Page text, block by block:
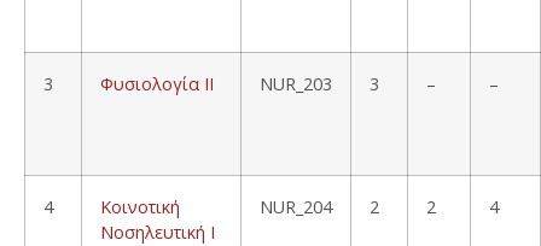
3 Φυσιολογία ΙΙ NUR_203 3 – –
4
Κοινοτική
Νοσηλευτική Ι
NUR_204 2 2 4